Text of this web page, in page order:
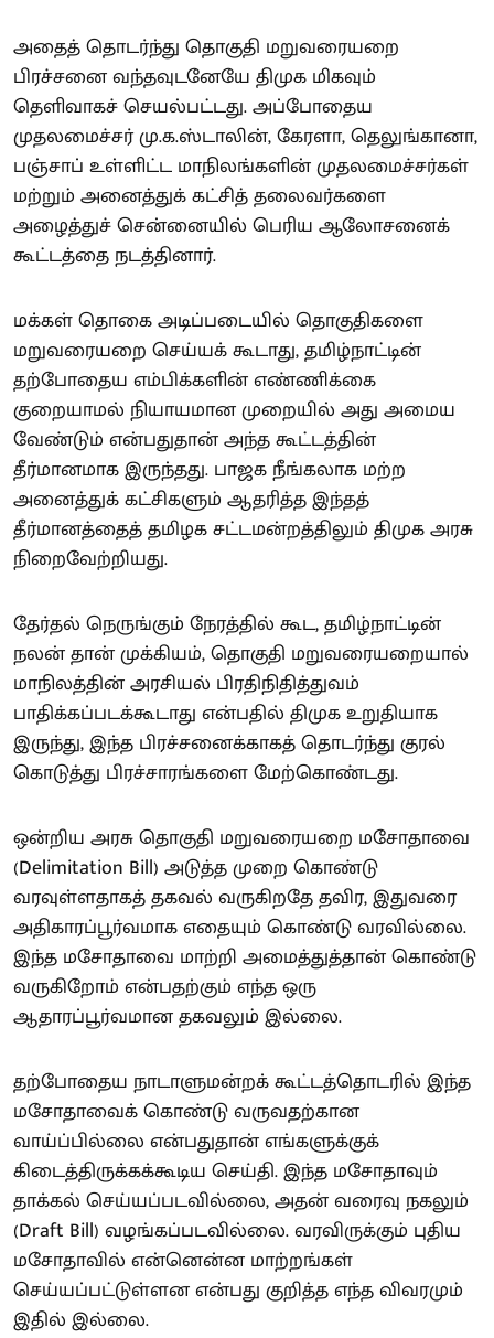
அதைத் தொடர்ந்து தொகுதி மறுவரையறை
பிரச்சனை வந்தவுடனேயே திமுக மிகவும்
தெளிவாகச் செயல்பட்டது. அப்போதைய
முதலமைச்சர் மு.க.ஸ்டாலின், கேரளா, தெலுங்கானா,
பஞ்சாப் உள்ளிட்ட மாநிலங்களின் முதலமைச்சர்கள்
மற்றும் அனைத்துக் கட்சித் தலைவர்களை
அழைத்துச் சென்னையில் பெரிய ஆலோசனைக்
கூட்டத்தை நடத்தினார்.
மக்கள் தொகை அடிப்படையில் தொகுதிகளை
மறுவரையறை செய்யக் கூடாது, தமிழ்நாட்டின்
தற்போதைய எம்பிக்களின் எண்ணிக்கை
குறையாமல் நியாயமான முறையில் அது அமைய
வேண்டும் என்பதுதான் அந்த கூட்டத்தின்
தீர்மானமாக இருந்தது. பாஜக நீங்கலாக மற்ற
அனைத்துக் கட்சிகளும் ஆதரித்த இந்தத்
தீர்மானத்தைத் தமிழக சட்டமன்றத்திலும் திமுக அரசு
நிறைவேற்றியது.
தேர்தல் நெருங்கும் நேரத்தில் கூட, தமிழ்நாட்டின்
நலன் தான் முக்கியம், தொகுதி மறுவரையறையால்
மாநிலத்தின் அரசியல் பிரதிநிதித்துவம்
பாதிக்கப்படக்கூடாது என்பதில் திமுக உறுதியாக
இருந்து, இந்த பிரச்சனைக்காகத் தொடர்ந்து குரல்
கொடுத்து பிரச்சாரங்களை மேற்கொண்டது.
ஒன்றிய அரசு தொகுதி மறுவரையறை மசோதாவை
(Delimitation Bill) அடுத்த முறை கொண்டு
வரவுள்ளதாகத் தகவல் வருகிறதே தவிர, இதுவரை
அதிகாரப்பூர்வமாக எதையும் கொண்டு வரவில்லை.
இந்த மசோதாவை மாற்றி அமைத்துத்தான் கொண்டு
வருகிறோம் என்பதற்கும் எந்த ஒரு
ஆதாரப்பூர்வமான தகவலும் இல்லை.
தற்போதைய நாடாளுமன்றக் கூட்டத்தொடரில் இந்த
மசோதாவைக் கொண்டு வருவதற்கான
வாய்ப்பில்லை என்பதுதான் எங்களுக்குக்
கிடைத்திருக்கக்கூடிய செய்தி. இந்த மசோதாவும்
தாக்கல் செய்யப்படவில்லை, அதன் வரைவு நகலும்
(Draft Bill) வழங்கப்படவில்லை. வரவிருக்கும் புதிய
மசோதாவில் என்னென்ன மாற்றங்கள்
செய்யப்பட்டுள்ளன என்பது குறித்த எந்த விவரமும்
இதில் இல்லை.